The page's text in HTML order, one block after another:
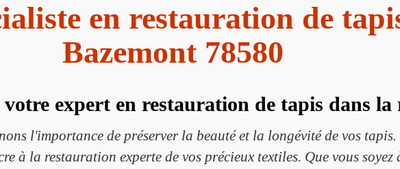
en restauration de
Bazemont 78580
expert en restauration de tapis dans la
l'importance de préserver la beauté et la longévité de vos
à la restauration experte de vos précieux textiles. Que vous soyez